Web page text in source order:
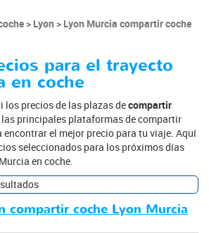
Lyon Lyon Murcia compartir coche
para el trayecto
en coche
precios de las plazas decompartir
las principales plataformas de compartir
encontrar el mejor precio para tu viaje. Aquí
seleccionados para los próximos días
en coche.
compartir coche Lyon Murcia